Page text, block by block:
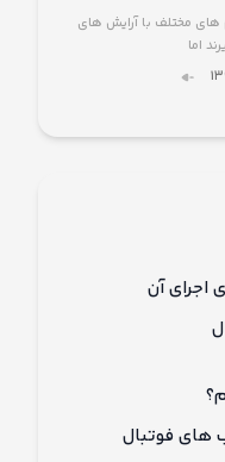
های مختلف با آرایش های
اما
اجرای آن
های فوتبال